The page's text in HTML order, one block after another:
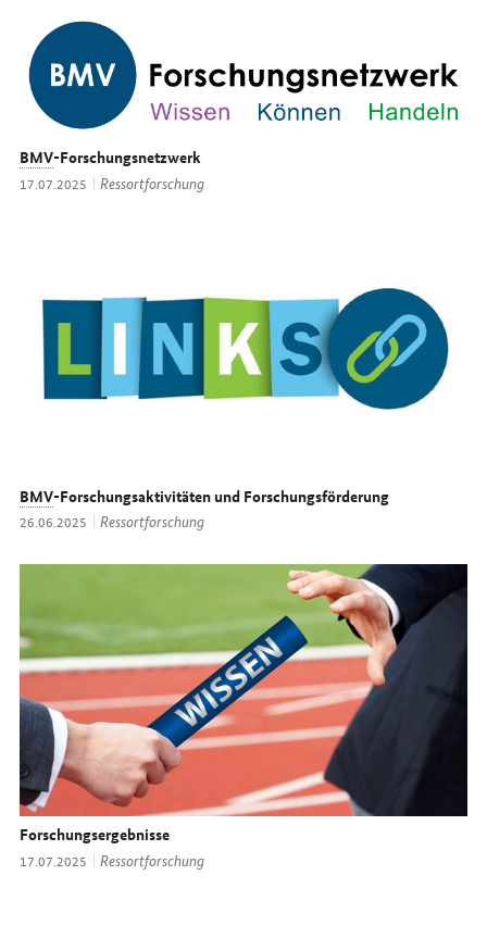
BMV-Forschungsnetzwerk
Datum:
17.07.2025 Thema:
Ressortforschung
BMV-Forschungsaktivitäten und Forschungsförderung
Datum:
26.06.2025 Thema:
Ressortforschung
Forschungsergebnisse
Datum:
17.07.2025 Thema:
Ressortforschung